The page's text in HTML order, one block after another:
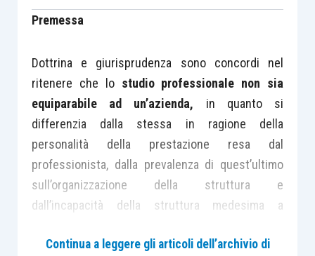
Premessa
Dottrina e giurisprudenza sono concordi nel
ritenere che lo studio professionale non sia
equiparabile ad un’azienda, in quanto si
differenzia dalla stessa in ragione della
personalità della prestazione resa dal
professionista, dalla prevalenza di quest’ultimo
sull’organizzazione della struttura e
dall’incapacità della struttura medesima a
del titolare. E’ evidente che tale differenze si
Continua a leggere gli articoli dell’archivio di